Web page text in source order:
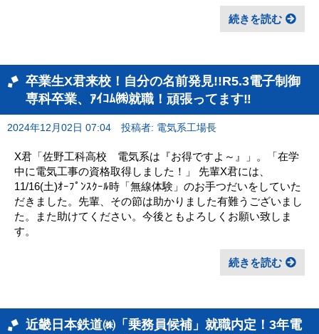
続きを読む
卒業生X君来校！自分の名前発見!!R5.3電子制御
専科卒業、ｱｲｺﾑ㈱就職！頑張ってます‼
2024年12月02日 07:04 投稿者: 電気系工場長
X君「佐野工科高校 電気系は『お得ですよ～』」。「在学
中に電気工事の資格取得しました！」 先輩X君には、
11/16(土)ｵｰﾌﾟﾝｽｸｰﾙ時「無線体験」のお手つだいをしていた
だきました。先輩、その節は助かりました有難うございまし
た。また助けてください。今後ともよろしくお願い致しま
す。
続きを読む
近畿日本鉄道㈱「乗務員候補」就職内定！3年電